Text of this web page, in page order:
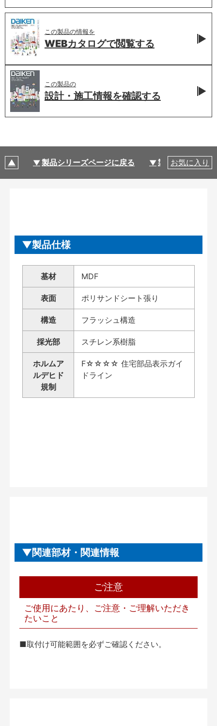
この製品の情報を
WEBカタログで閲覧する
この製品の
設計・施工情報を確認する
製品シリーズページに戻る 製品仕様
お気に入り
製品仕様
基材 MDF
表面 ポリサンドシート張り
構造 フラッシュ構造
採光部 スチレン系樹脂
ホルムア
ルデヒド
規制
F☆☆☆☆ 住宅部品表示ガイ
ドライン
関連部材・関連情報
ご注意
ご使用にあたり、ご注意・ご理解いただき
たいこと
■取付け可能範囲を必ずご確認ください。